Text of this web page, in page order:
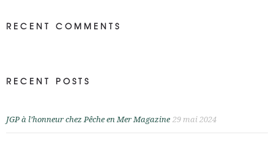
RECENT COMMENTS
RECENT POSTS
JGP à l’honneur chez Pêche en Mer Magazine 29 mai 2024